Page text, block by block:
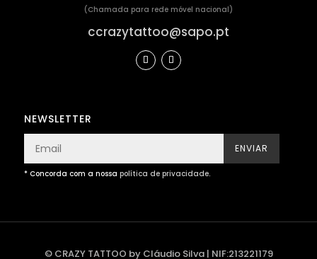
(Chamada para rede móvel nacional)
ccrazytattoo@sapo.pt
NEWSLETTER
ENVIAR
* Concorda com a nossa política de privacidade.
© CRAZY TATTOO by Cláudio Silva | NIF:213221179